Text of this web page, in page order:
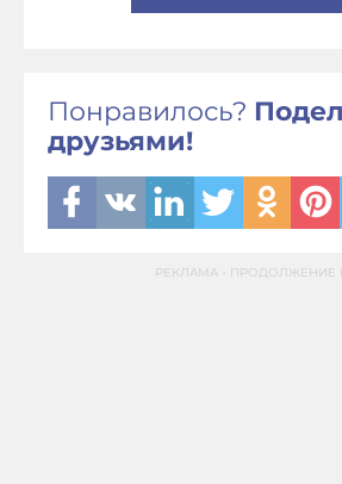
Понравилось?
друзьями!
РЕКЛАМА - ПРОДОЛЖЕНИЕ